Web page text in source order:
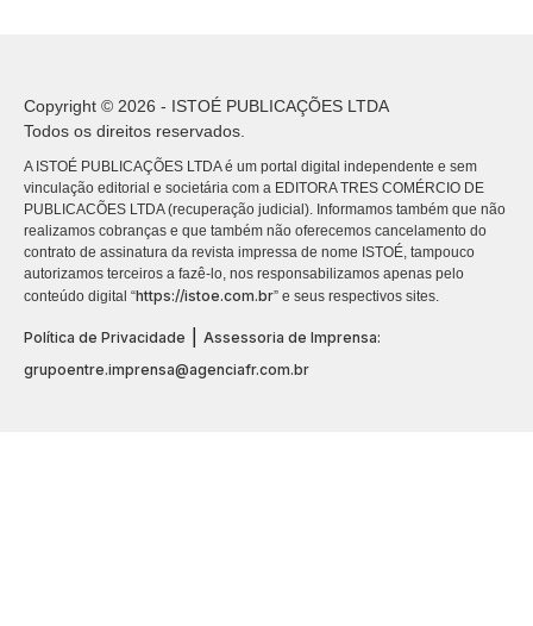
Copyright © 2026 - ISTOÉ PUBLICAÇÕES LTDA
Todos os direitos reservados.
A ISTOÉ PUBLICAÇÕES LTDA é um portal digital independente e sem
vinculação editorial e societária com a EDITORA TRES COMÉRCIO DE
PUBLICACÕES LTDA (recuperação judicial). Informamos também que não
realizamos cobranças e que também não oferecemos cancelamento do
contrato de assinatura da revista impressa de nome ISTOÉ, tampouco
autorizamos terceiros a fazê-lo, nos responsabilizamos apenas pelo
conteúdo digital “https://istoe.com.br” e seus respectivos sites.
Política de Privacidade
Assessoria de Imprensa:
grupoentre.imprensa@agenciafr.com.br